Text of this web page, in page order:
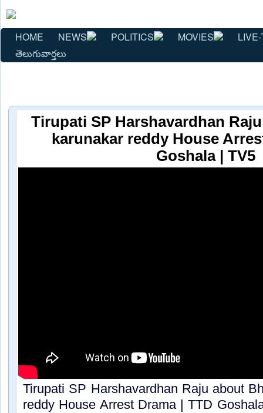
HOME NEWS POLITICS MOVIES
తెలుగువార్తలు
Tirupati SP Harshavardhan
karunakar reddy House
Goshala | TV5
Tirupati SP Harshavardhan Raju about
reddy House Arrest Drama | TTD